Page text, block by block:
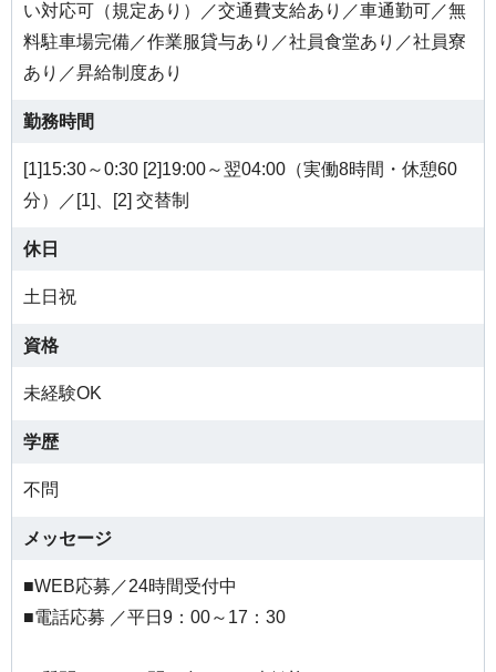
い対応可（規定あり）／交通費支給あり／車通勤可／無
料駐車場完備／作業服貸与あり／社員食堂あり／社員寮
あり／昇給制度あり
勤務時間
[1]15:30～0:30 [2]19:00～翌04:00（実働8時間・休憩60
分）／[1]、[2] 交替制
休日
土日祝
資格
未経験OK
学歴
不問
メッセージ
■WEB応募／24時間受付中
■電話応募 ／平日9：00～17：30